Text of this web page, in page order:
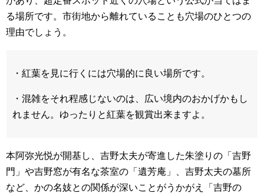
る場所です。市街地から離れていることも穴場のひとつの
理由でしょう。
・紅葉を見に行くには穴場的に良い場所です。
・混雑をそれ程感じないのは、広い境内のおかげかもし
れません。ゆったりと紅葉を観賞出来ますよ。
本阿弥光悦が開基し、吉野太夫が寄進した朱塗りの「吉野
門」や吉野窓が有名な茶室の「遺芳庵」、吉野太夫の墓所
など、かの名妓との関係が深いことがうかがえ「吉野の